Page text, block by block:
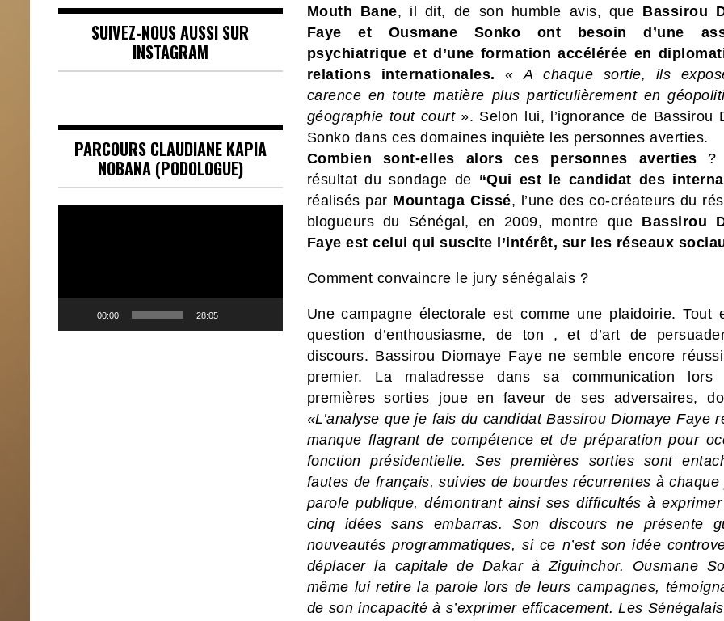
Mouth Bane, il dit, de son humble avis, que Bassirou
Faye et Ousmane Sonko ont besoin d’une
psychiatrique et d’une formation accélérée en
relations internationales. «A chaque sortie, ils
carence en toute matière plus particulièrement en
géographie tout court ». Selon lui, l’ignorance de Bassirou
Sonko dans ces domaines inquiète les personnes averties.
Combien sont-elles alors ces personnes averties ?
résultat du sondage de “Qui est le candidat des
réalisés par Mountaga Cissé, l’une des co-créateurs du
blogueurs du Sénégal, en 2009, montre que Bassirou
Faye est celui qui suscite l’intérêt, sur les réseaux
Comment convaincre le jury sénégalais ?
Une campagne électorale est comme une plaidoirie. Tout
question d’enthousiasme, de ton , et d’art de
discours. Bassirou Diomaye Faye ne semble encore
premier. La maladresse dans sa communication
premières sorties joue en faveur de ses adversaires,
«L’analyse que je fais du candidat Bassirou Diomaye Faye
manque flagrant de compétence et de préparation pour
fonction présidentielle. Ses premières sorties sont
fautes de français, suivies de bourdes récurrentes à chaque
parole publique, démontrant ainsi ses difficultés à
cinq idées sans embarras. Son discours ne présente
nouveautés programmatiques, si ce n’est son idée
déplacer la capitale de Dakar à Ziguinchor. Ousmane
même lui retire la parole lors de leurs campagnes,
de son incapacité à s’exprimer efficacement. Les
SUIVEZ-NOUS AUSSI SUR
INSTAGRAM
PARCOURS CLAUDIANE KAPIA
NOBANA (PODOLOGUE)
00:00 28:05